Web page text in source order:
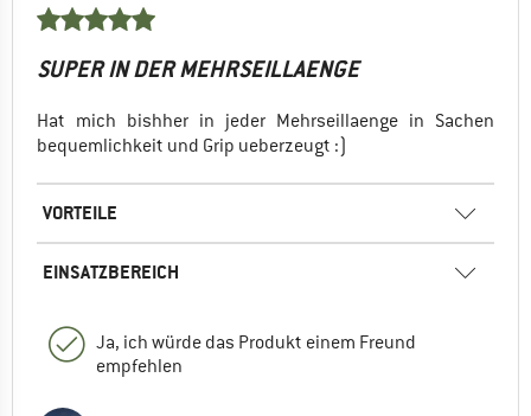
SUPER IN DER MEHRSEILLAENGE
Hat mich bishher in jeder Mehrseillaenge in Sachen
bequemlichkeit und Grip ueberzeugt :)
VORTEILE
EINSATZBEREICH
Ja, ich würde das Produkt einem Freund
empfehlen